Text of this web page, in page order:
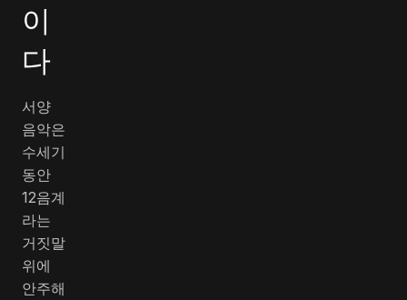
이
다
서양
음악은
수세기
동안
12음계
라는
거짓말
위에
안주해